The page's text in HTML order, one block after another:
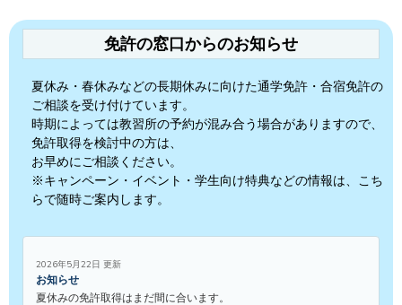
免許の窓口からのお知らせ
夏休み・春休みなどの長期休みに向けた通学免許・合宿免許の
ご相談を受け付けています。
時期によっては教習所の予約が混み合う場合がありますので、
免許取得を検討中の方は、
お早めにご相談ください。
※キャンペーン・イベント・学生向け特典などの情報は、こち
らで随時ご案内します。
2026年5月22日 更新
お知らせ
夏休みの免許取得はまだ間に合います。